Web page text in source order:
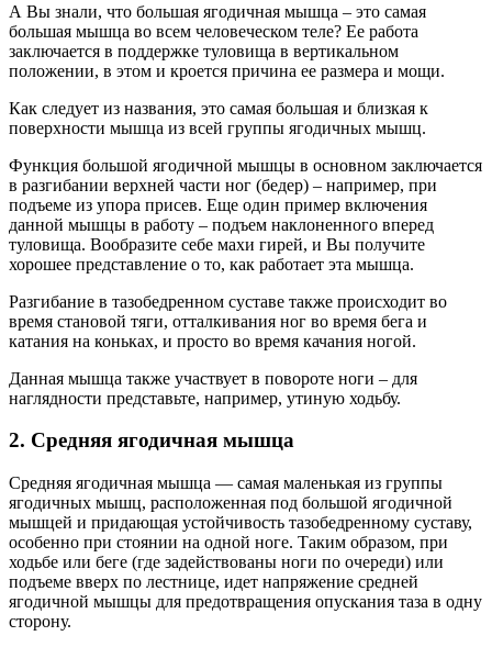
А Вы знали, что большая ягодичная мышца – это самая
большая мышца во всем человеческом теле? Ее работа
заключается в поддержке туловища в вертикальном
положении, в этом и кроется причина ее размера и мощи.
Как следует из названия, это самая большая и близкая к
поверхности мышца из всей группы ягодичных мышц.
Функция большой ягодичной мышцы в основном заключается
в разгибании верхней части ног (бедер) – например, при
подъеме из упора присев. Еще один пример включения
данной мышцы в работу – подъем наклоненного вперед
туловища. Вообразите себе махи гирей, и Вы получите
хорошее представление о то, как работает эта мышца.
Разгибание в тазобедренном суставе также происходит во
время становой тяги, отталкивания ног во время бега и
катания на коньках, и просто во время качания ногой.
Данная мышца также участвует в повороте ноги – для
наглядности представьте, например, утиную ходьбу.
2. Средняя ягодичная мышца
Средняя ягодичная мышца — самая маленькая из группы
ягодичных мышц, расположенная под большой ягодичной
мышцей и придающая устойчивость тазобедренному суставу,
особенно при стоянии на одной ноге. Таким образом, при
ходьбе или беге (где задействованы ноги по очереди) или
подъеме вверх по лестнице, идет напряжение средней
ягодичной мышцы для предотвращения опускания таза в одну
сторону.